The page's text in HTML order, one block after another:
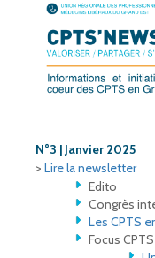
N°3 | Janvier 2025
> Lire la newsletter
Edito
Congrès
Les CPTS
Focus